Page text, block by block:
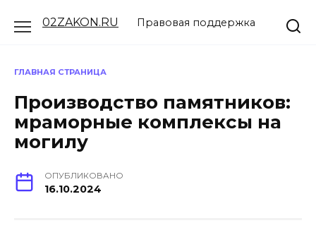
02ZAKON.RU Правовая поддержка
ГЛАВНАЯ СТРАНИЦА
Производство памятников:
мраморные комплексы на
могилу
ОПУБЛИКОВАНО
16.10.2024